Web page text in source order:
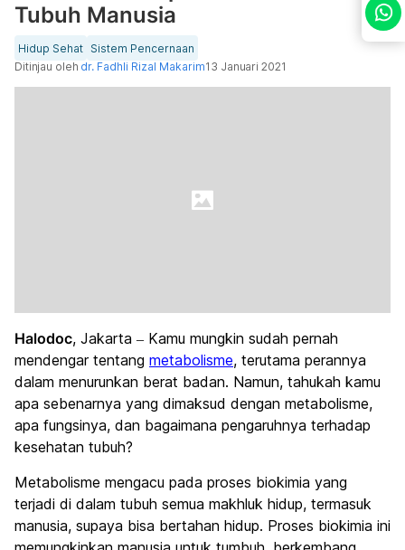
Tubuh Manusia
Hidup Sehat Sistem Pencernaan
Ditinjau oleh dr. Fadhli Rizal Makarim13 Januari 2021
Halodoc, Jakarta – Kamu mungkin sudah pernah
mendengar tentang metabolisme, terutama perannya
dalam menurunkan berat badan. Namun, tahukah kamu
apa sebenarnya yang dimaksud dengan metabolisme,
apa fungsinya, dan bagaimana pengaruhnya terhadap
kesehatan tubuh?
Metabolisme mengacu pada proses biokimia yang
terjadi di dalam tubuh semua makhluk hidup, termasuk
manusia, supaya bisa bertahan hidup. Proses biokimia ini